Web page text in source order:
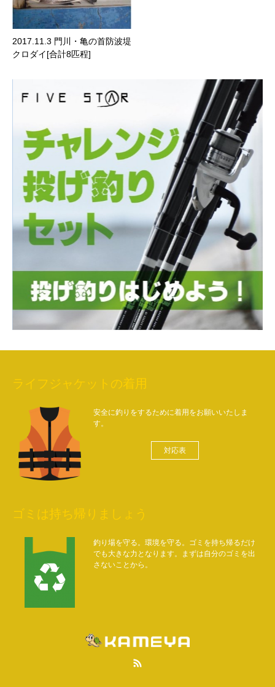
2017.11.3 門川・亀の首防波堤
クロダイ[合計8匹程]
ライフジャケットの着用
安全に釣りをするために着用をお願いいたしま
す。
対応表
ゴミは持ち帰りましょう
釣り場を守る。環境を守る。ゴミを持ち帰るだけ
でも大きな力となります。まずは自分のゴミを出
さないことから。